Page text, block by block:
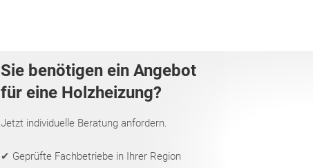
Sie benötigen ein Angebot
für eine Holzheizung?
Jetzt individuelle Beratung anfordern.
✔ Geprüfte Fachbetriebe in Ihrer Region